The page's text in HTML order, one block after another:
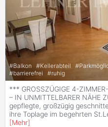
#Balkon #Kellerabteil #
#barrierefrei #ruhig
*** GROSSZÜGIGE 4-
– IN UNMITTELBARER NÄHE
gepflegte, großzügig
ihre Toplage im begehrten
[Mehr]